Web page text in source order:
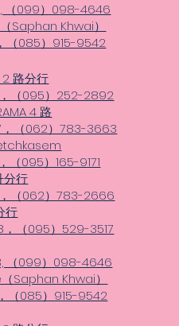
（099）098-4646
Saphan Khwai）
（085）915-9542
2 路分行
（095）252-2892
4 路
，（062）783-3663
（095）165-9171
分行
（062）783-2666
行
（095）529-3517
（099）098-4646
Saphan Khwai）
（085）915-9542